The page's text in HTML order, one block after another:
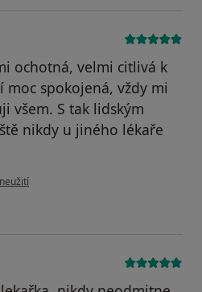
ochotná, velmi citlivá k
moc spokojená, vždy mi
všem. S tak lidským
nikdy u jiného lékaře
uživatele Marie